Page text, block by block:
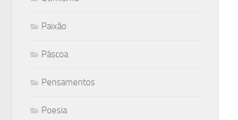
Paixão
Páscoa
Pensamentos
Poesia